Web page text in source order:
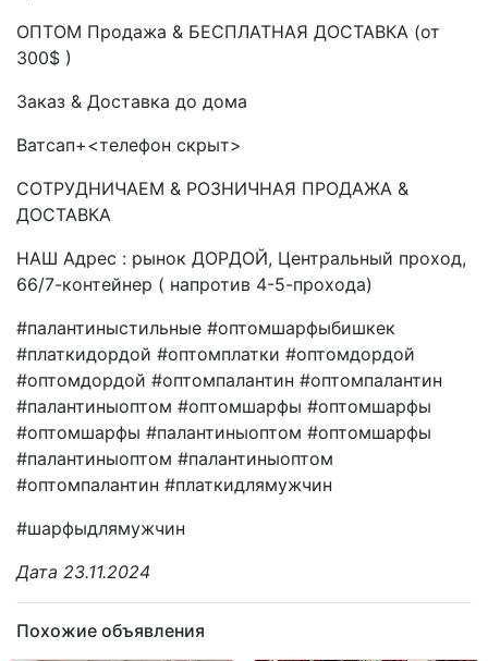
ОПТОМ Продажа & БЕСПЛАТНАЯ ДОСТАВКА (от
300$ )
Заказ & Доставка до дома
Ватсап+<телефон скрыт>
СОТРУДНИЧАЕМ & РОЗНИЧНАЯ ПРОДАЖА &
ДОСТАВКА
НАШ Адрес : рынок ДОРДОЙ, Центральный проход,
66/7-контейнер ( напротив 4-5-прохода)
#палантиныстильные #оптомшарфыбишкек
#платкидордой #оптомплатки #оптомдордой
#оптомдордой #оптомпалантин #оптомпалантин
#палантиныоптом #оптомшарфы #оптомшарфы
#оптомшарфы #палантиныоптом #оптомшарфы
#палантиныоптом #палантиныоптом
#оптомпалантин #платкидлямужчин
#шарфыдлямужчин
Дата 23.11.2024
Похожие объявления